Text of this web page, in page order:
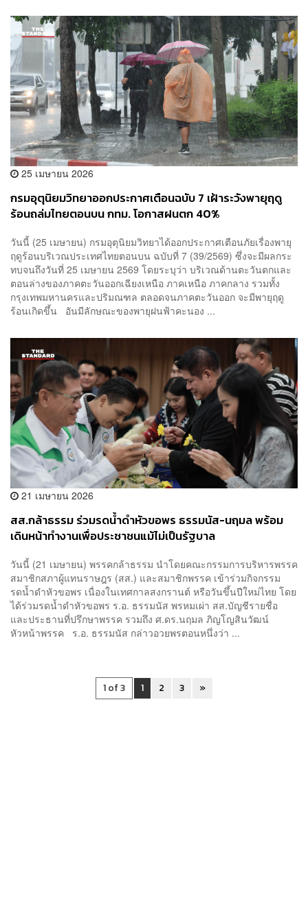
25 เมษายน 2026
กรมอุตุนิยมวิทยาออกประกาศเตือนฉบับ 7 เฝ้าระวังพายุฤดู
ร้อนถล่มไทยตอนบน กทม. โอกาสฝนตก 40%
วันนี้ (25 เมษายน) กรมอุตุนิยมวิทยาได้ออกประกาศเตือนภัยเรื่องพายุ
ฤดูร้อนบริเวณประเทศไทยตอนบน ฉบับที่ 7 (39/2569) ซึ่งจะมีผลกระ
ทบจนถึงวันที่ 25 เมษายน 2569 โดยระบุว่า บริเวณด้านตะวันตกและ
ตอนล่างของภาคตะวันออกเฉียงเหนือ ภาคเหนือ ภาคกลาง รวมทั้ง
กรุงเทพมหานครและปริมณฑล ตลอดจนภาคตะวันออก จะมีพายุฤดู
ร้อนเกิดขึ้น อันมีลักษณะของพายุฝนฟ้าคะนอง ...
21 เมษายน 2026
​สส.กล้าธรรม ร่วมรดน้ำดำหัวขอพร ธรรมนัส-นฤมล พร้อม
เดินหน้าทํางานเพื่อประชาชนแม้ไม่เป็นรัฐบาล
วันนี้ (21 เมษายน) พรรคกล้าธรรม นำโดยคณะกรรมการบริหารพรรค
สมาชิกสภาผู้แทนราษฎร (สส.) และสมาชิกพรรค เข้าร่วมกิจกรรม
รดน้ำดำหัวขอพร เนื่องในเทศกาลสงกรานต์ หรือวันขึ้นปีใหม่ไทย โดย
ได้ร่วมรดน้ำดำหัวขอพร ร.อ. ธรรมนัส พรหมเผ่า สส.บัญชีรายชื่อ
และประธานที่ปรึกษาพรรค รวมถึง ศ.ดร.นฤมล ภิญโญสินวัฒน์
หัวหน้าพรรค ร.อ. ธรรมนัส กล่าวอวยพรตอนหนึ่งว่า ...
1 of 3 1 2 3 »